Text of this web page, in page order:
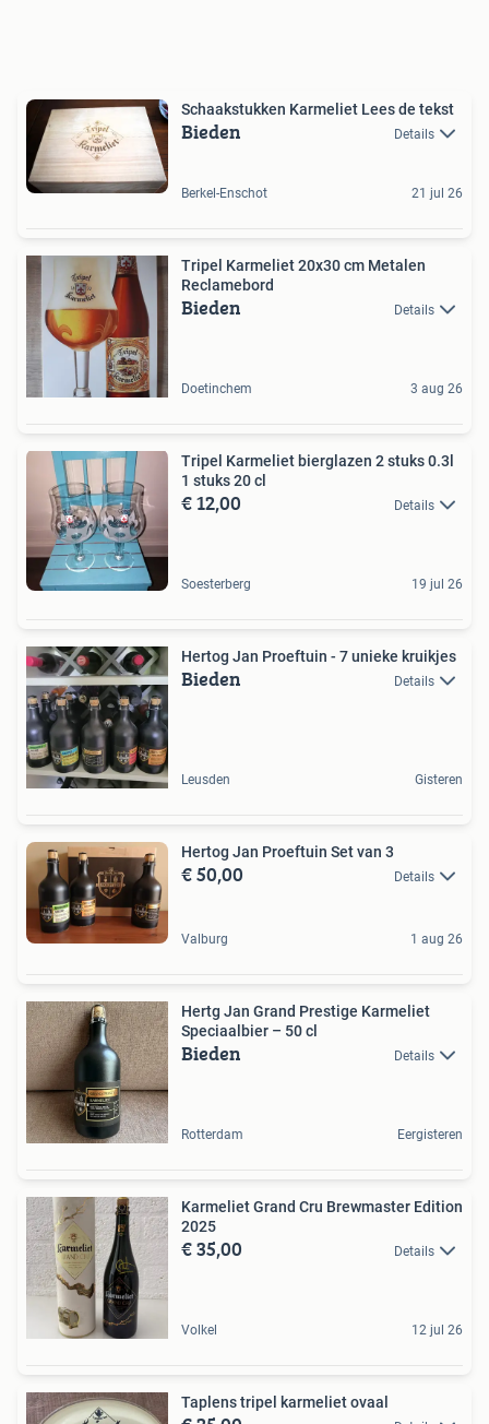
Schaakstukken Karmeliet Lees de tekst
Bieden Details
Berkel-Enschot 21 jul 26
Tripel Karmeliet 20x30 cm Metalen
Reclamebord
Bieden Details
Doetinchem 3 aug 26
Tripel Karmeliet bierglazen 2 stuks 0.3l
1 stuks 20 cl
€ 12,00 Details
Soesterberg 19 jul 26
Hertog Jan Proeftuin - 7 unieke kruikjes
Bieden Details
Leusden Gisteren
Hertog Jan Proeftuin Set van 3
€ 50,00 Details
Valburg 1 aug 26
Hertg Jan Grand Prestige Karmeliet
Speciaalbier – 50 cl
Bieden Details
Rotterdam Eergisteren
Karmeliet Grand Cru Brewmaster Edition
2025
€ 35,00 Details
Volkel 12 jul 26
Taplens tripel karmeliet ovaal